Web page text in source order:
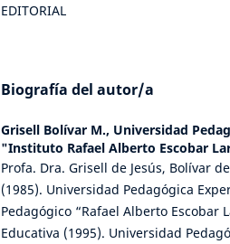
EDITORIAL
Biografía del autor/a
Grisell Bolívar M., Universidad
"Instituto Rafael Alberto Escobar
Profa. Dra. Grisell de Jesús, Bolívar
(1985). Universidad Pedagógica
Pedagógico “Rafael Alberto Escobar
Educativa (1995). Universidad